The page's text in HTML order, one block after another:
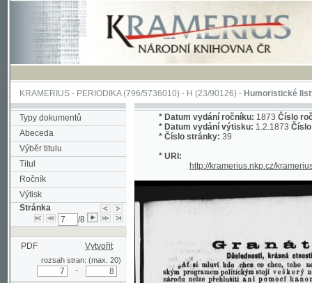
KRAMERIUS-PERIODIKA(796/5736010) -H(23/90126) -Humoristické listy(1/
Typy dokumentů
Abeceda
Výběr titulu
Titul
Ročník
Výtisk
Stránka
PDF Vytvořit
rozsah stran: (max. 20)
Datum vydání výtisku:1.2.1873Číslo
Číslo stránky:39
http://kramerius.nkp.cz/kramerius/